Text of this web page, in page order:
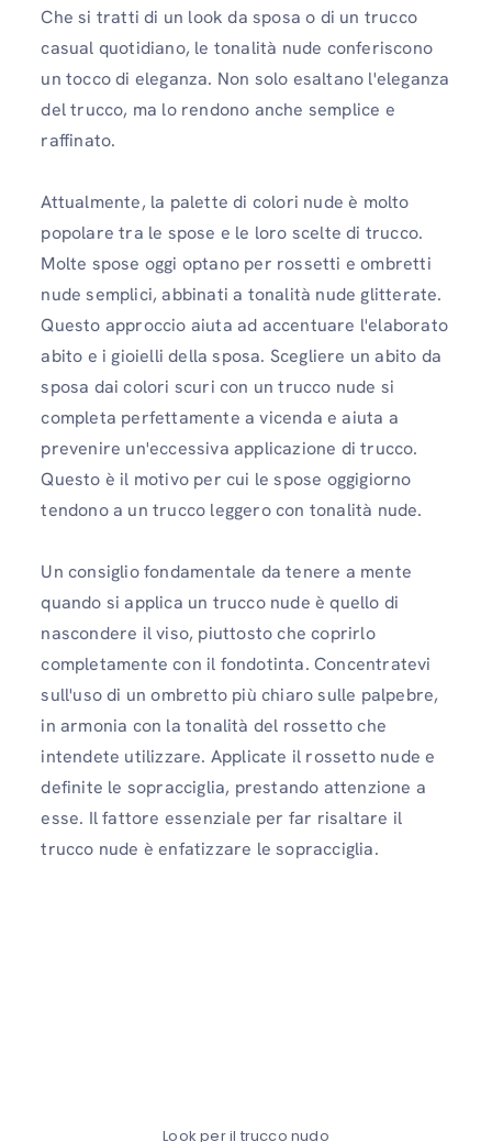
Che si tratti di un look da sposa o di un trucco
casual quotidiano, le tonalità nude conferiscono
un tocco di eleganza. Non solo esaltano l'eleganza
del trucco, ma lo rendono anche semplice e
raffinato.
Attualmente, la palette di colori nude è molto
popolare tra le spose e le loro scelte di trucco.
Molte spose oggi optano per rossetti e ombretti
nude semplici, abbinati a tonalità nude glitterate.
Questo approccio aiuta ad accentuare l'elaborato
abito e i gioielli della sposa. Scegliere un abito da
sposa dai colori scuri con un trucco nude si
completa perfettamente a vicenda e aiuta a
prevenire un'eccessiva applicazione di trucco.
Questo è il motivo per cui le spose oggigiorno
tendono a un trucco leggero con tonalità nude.
Un consiglio fondamentale da tenere a mente
quando si applica un trucco nude è quello di
nascondere il viso, piuttosto che coprirlo
completamente con il fondotinta. Concentratevi
sull'uso di un ombretto più chiaro sulle palpebre,
in armonia con la tonalità del rossetto che
intendete utilizzare. Applicate il rossetto nude e
definite le sopracciglia, prestando attenzione a
esse. Il fattore essenziale per far risaltare il
trucco nude è enfatizzare le sopracciglia.
Look per il trucco nudo